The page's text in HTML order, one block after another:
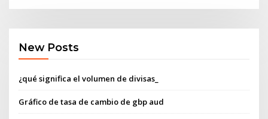
New Posts
¿qué significa el volumen de divisas_
Gráfico de tasa de cambio de gbp aud